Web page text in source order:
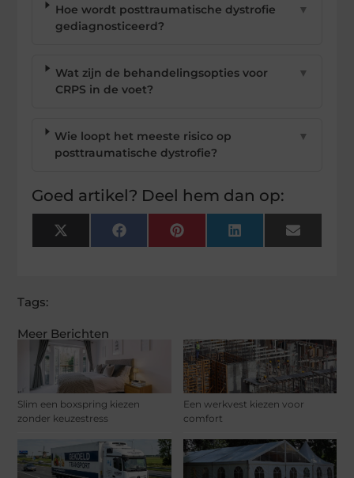
Meer Berichten
Slim een boxspring kiezen
zonder keuzestress
Een werkvest kiezen voor
comfort
Hoe wordt posttraumatische dystrofie
gediagnosticeerd?
▼
Wat zijn de behandelingsopties voor
CRPS in de voet?
▼
Wie loopt het meeste risico op
posttraumatische dystrofie?
▼
Goed artikel? Deel hem dan op:
X
(Twitter)
FacebookPinterest LinkedIn Email
Tags: